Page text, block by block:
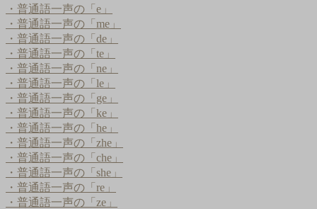
・普通語一声の「e」
・普通語一声の「me」
・普通語一声の「de」
・普通語一声の「te」
・普通語一声の「ne」
・普通語一声の「le」
・普通語一声の「ge」
・普通語一声の「ke」
・普通語一声の「he」
・普通語一声の「zhe」
・普通語一声の「che」
・普通語一声の「she」
・普通語一声の「re」
・普通語一声の「ze」